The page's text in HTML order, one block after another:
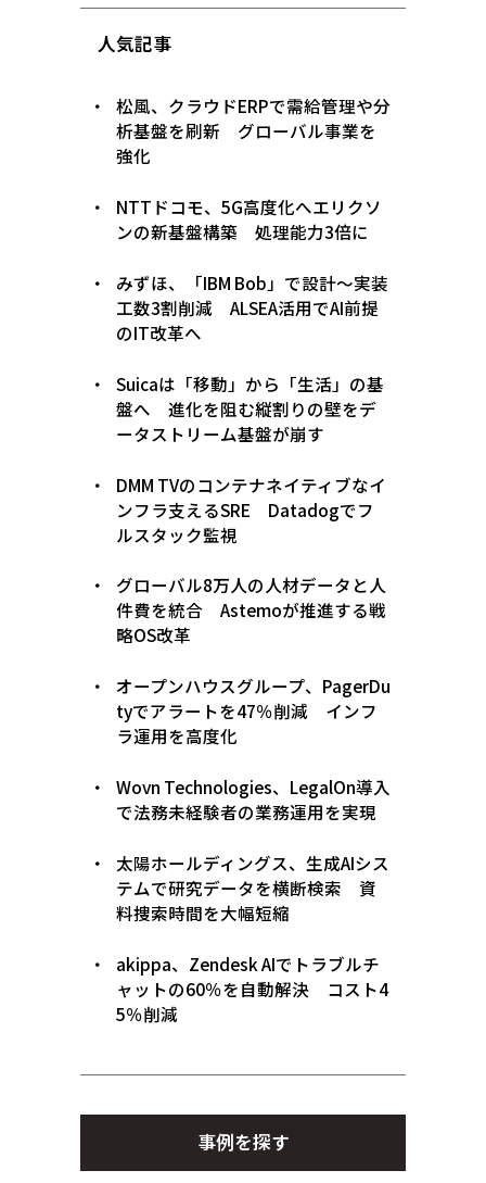
人気記事
松風、クラウドERPで需給管理や分
析基盤を刷新 グローバル事業を
強化
NTTドコモ、5G高度化へエリクソ
ンの新基盤構築 処理能力3倍に
みずほ、「IBM Bob」で設計〜実装
工数3割削減 ALSEA活用でAI前提
のIT改革へ
Suicaは「移動」から「生活」の基
盤へ 進化を阻む縦割りの壁をデ
ータストリーム基盤が崩す
DMM TVのコンテナネイティブなイ
ンフラ支えるSRE Datadogでフ
ルスタック監視
グローバル8万人の人材データと人
件費を統合 Astemoが推進する戦
略OS改革
オープンハウスグループ、PagerDu
tyでアラートを47％削減 インフ
ラ運用を高度化
Wovn Technologies、LegalOn導入
で法務未経験者の業務運用を実現
太陽ホールディングス、生成AIシス
テムで研究データを横断検索 資
料捜索時間を大幅短縮
akippa、Zendesk AIでトラブルチ
ャットの60％を自動解決 コスト4
5％削減
事例を探す